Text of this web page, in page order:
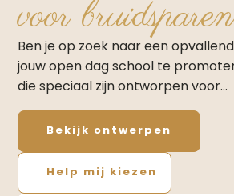
voor bruidsparen
Ben je op zoek naar een
jouw open dag school te
die speciaal zijn ontworpen voor…
Bekijk ontwerpen
Help mij kiezen